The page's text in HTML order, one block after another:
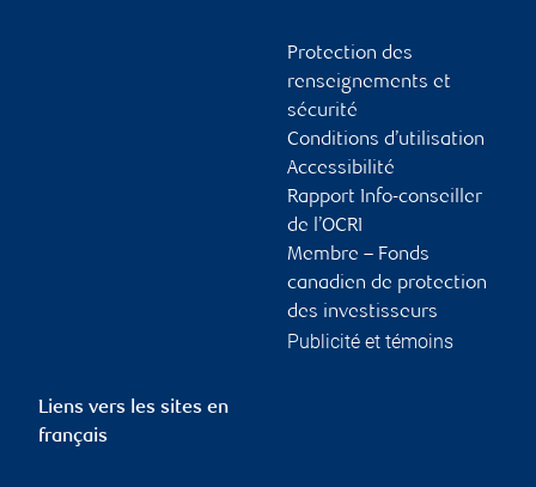
Protection des
renseignements et
sécurité
Conditions d’utilisation
Accessibilité
Rapport Info-conseiller
de l’OCRI
Membre – Fonds
canadien de protection
des investisseurs
Publicité et témoins
Liens vers les sites en
français